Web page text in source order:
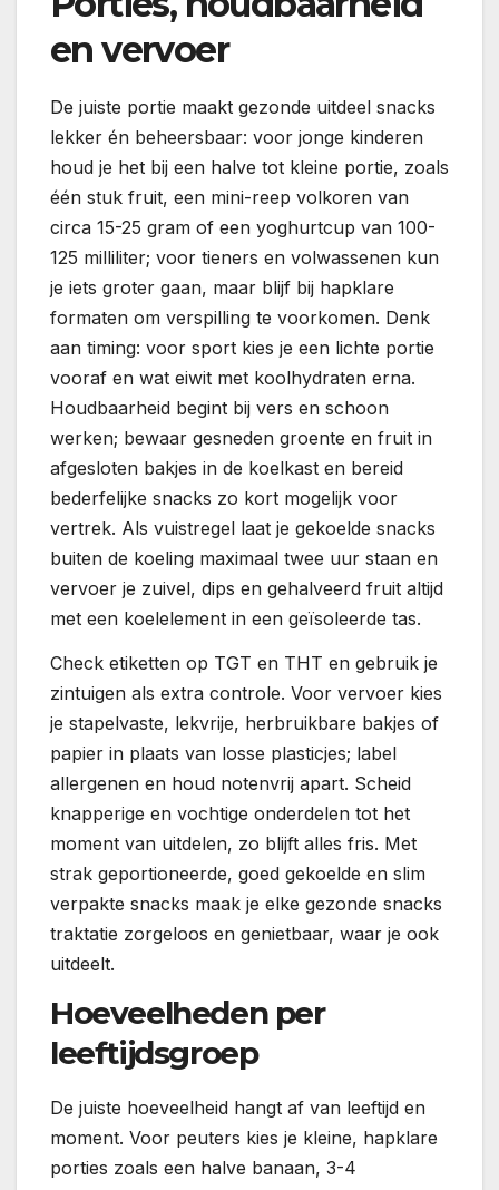
en vervoer
De juiste portie maakt gezonde uitdeel snacks
lekker én beheersbaar: voor jonge kinderen
houd je het bij een halve tot kleine portie, zoals
één stuk fruit, een mini-reep volkoren van
circa 15-25 gram of een yoghurtcup van 100-
125 milliliter; voor tieners en volwassenen kun
je iets groter gaan, maar blijf bij hapklare
formaten om verspilling te voorkomen. Denk
aan timing: voor sport kies je een lichte portie
vooraf en wat eiwit met koolhydraten erna.
Houdbaarheid begint bij vers en schoon
werken; bewaar gesneden groente en fruit in
afgesloten bakjes in de koelkast en bereid
bederfelijke snacks zo kort mogelijk voor
vertrek. Als vuistregel laat je gekoelde snacks
buiten de koeling maximaal twee uur staan en
vervoer je zuivel, dips en gehalveerd fruit altijd
met een koelelement in een geïsoleerde tas.
Check etiketten op TGT en THT en gebruik je
zintuigen als extra controle. Voor vervoer kies
je stapelvaste, lekvrije, herbruikbare bakjes of
papier in plaats van losse plasticjes; label
allergenen en houd notenvrij apart. Scheid
knapperige en vochtige onderdelen tot het
moment van uitdelen, zo blijft alles fris. Met
strak geportioneerde, goed gekoelde en slim
verpakte snacks maak je elke gezonde snacks
traktatie zorgeloos en genietbaar, waar je ook
uitdeelt.
Hoeveelheden per
leeftijdsgroep
De juiste hoeveelheid hangt af van leeftijd en
moment. Voor peuters kies je kleine, hapklare
porties zoals een halve banaan, 3-4